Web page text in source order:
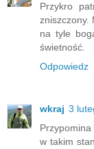
Przykro
zniszczony.
na tyle
świetność.
Odpowiedz
wkraj 3
w takim